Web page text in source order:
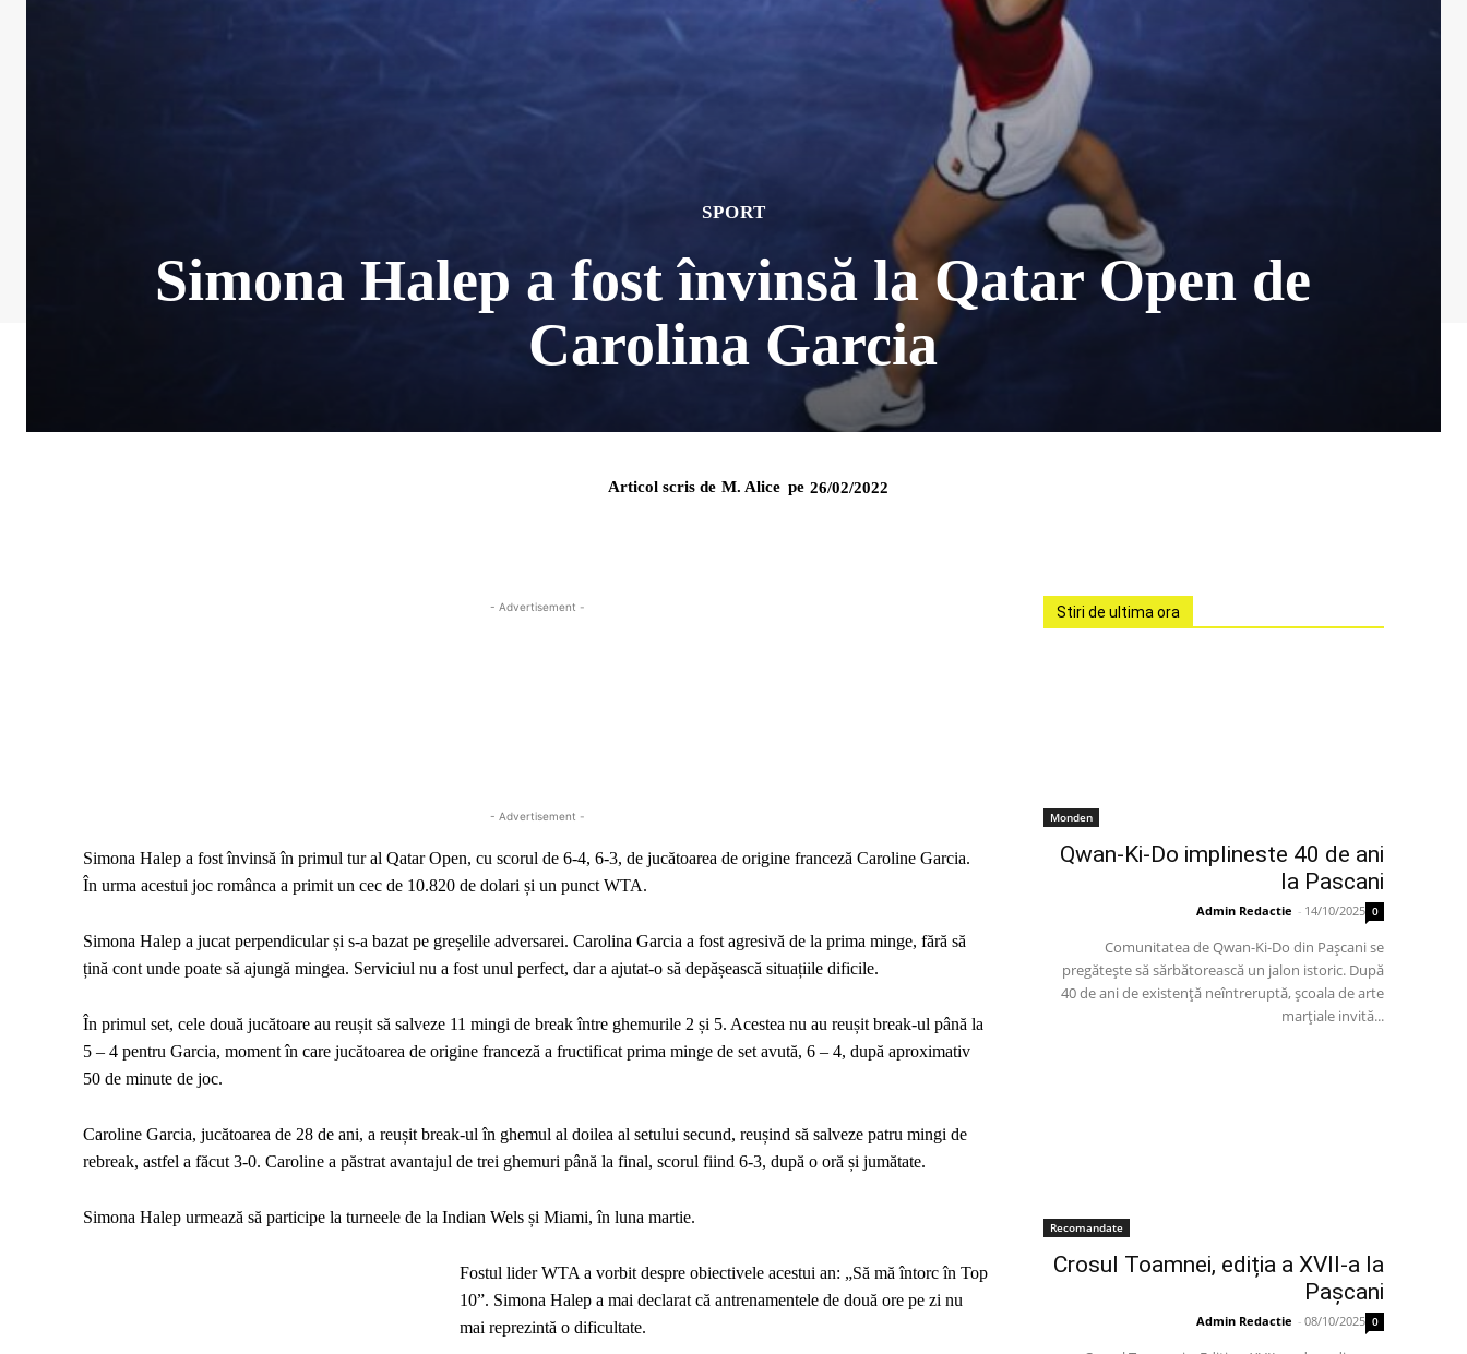
SPORT
Simona Halep a fost învinsă la Qatar Open de
Carolina Garcia
Articol scris de M. Alice pe 26/02/2022
- Advertisement -
- Advertisement -
Simona Halep a fost învinsă în primul tur al Qatar Open, cu scorul de 6-4, 6-3, de jucătoarea de origine franceză Caroline Garcia.
În urma acestui joc românca a primit un cec de 10.820 de dolari și un punct WTA.
Simona Halep a jucat perpendicular și s-a bazat pe greșelile adversarei. Carolina Garcia a fost agresivă de la prima minge, fără să
țină cont unde poate să ajungă mingea. Serviciul nu a fost unul perfect, dar a ajutat-o să depășească situațiile dificile.
În primul set, cele două jucătoare au reușit să salveze 11 mingi de break între ghemurile 2 și 5. Acestea nu au reușit break-ul până la
5 – 4 pentru Garcia, moment în care jucătoarea de origine franceză a fructificat prima minge de set avută, 6 – 4, după aproximativ
50 de minute de joc.
Caroline Garcia, jucătoarea de 28 de ani, a reușit break-ul în ghemul al doilea al setului secund, reușind să salveze patru mingi de
rebreak, astfel a făcut 3-0. Caroline a păstrat avantajul de trei ghemuri până la final, scorul fiind 6-3, după o oră și jumătate.
Simona Halep urmează să participe la turneele de la Indian Wels și Miami, în luna martie.
Fostul lider WTA a vorbit despre obiectivele acestui an: „Să mă întorc în Top
10”. Simona Halep a mai declarat că antrenamentele de două ore pe zi nu
mai reprezintă o dificultate.
Stiri de ultima ora
Monden
Qwan-Ki-Do implineste 40 de ani
la Pascani
Admin Redactie - 14/10/2025 0
Comunitatea de Qwan-Ki-Do din Pașcani se
pregătește să sărbătorească un jalon istoric. După
40 de ani de existență neîntreruptă, școala de arte
marțiale invită...
Recomandate
Crosul Toamnei, ediția a XVII-a la
Pașcani
Admin Redactie - 08/10/2025 0